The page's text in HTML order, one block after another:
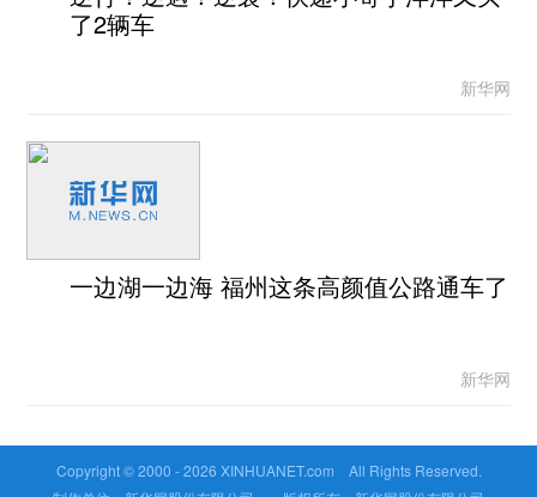
了2辆车
新华网
一边湖一边海 福州这条高颜值公路通车了
新华网
Copyright © 2000 -2026 XINHUANET.com All Rights Reserved.